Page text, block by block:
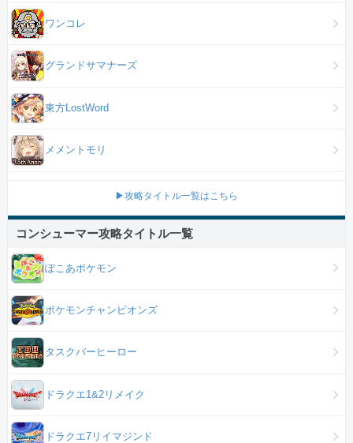
ワンコレ
グランドサマナーズ
東方LostWord
メメントモリ
▶攻略タイトル一覧はこちら
コンシューマー攻略タイトル一覧
ぽこあポケモン
ポケモンチャンピオンズ
タスクバーヒーロー
ドラクエ1&2リメイク
ドラクエ7リイマジンド